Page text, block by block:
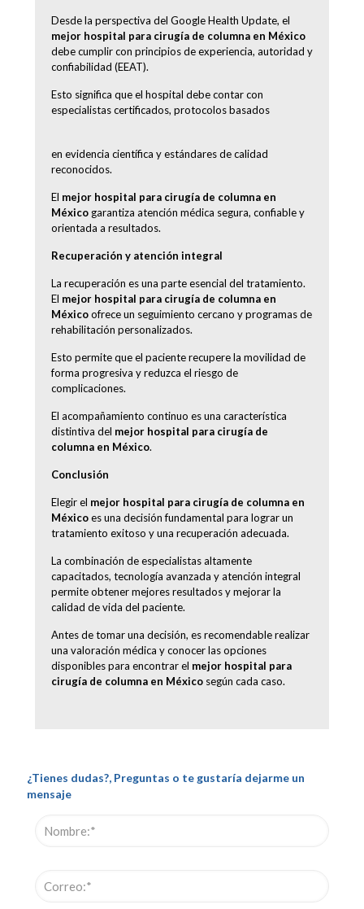
Desde la perspectiva del Google Health Update, el
mejor hospital para cirugía de columna en México
debe cumplir con principios de experiencia, autoridad y
confiabilidad (EEAT).
Esto significa que el hospital debe contar con
especialistas certificados, protocolos basados
en evidencia científica y estándares de calidad
reconocidos.
El mejor hospital para cirugía de columna en
México garantiza atención médica segura, confiable y
orientada a resultados.
Recuperación y atención integral
La recuperación es una parte esencial del tratamiento.
El mejor hospital para cirugía de columna en
Méxicoofrece un seguimiento cercano y programas de
rehabilitación personalizados.
Esto permite que el paciente recupere la movilidad de
forma progresiva y reduzca el riesgo de
complicaciones.
El acompañamiento continuo es una característica
distintiva del mejor hospital para cirugía de
columna en México.
Conclusión
Elegir el mejor hospital para cirugía de columna en
Méxicoes una decisión fundamental para lograr un
tratamiento exitoso y una recuperación adecuada.
La combinación de especialistas altamente
capacitados, tecnología avanzada y atención integral
permite obtener mejores resultados y mejorar la
calidad de vida del paciente.
Antes de tomar una decisión, es recomendable realizar
una valoración médica y conocer las opciones
disponibles para encontrar el mejor hospital para
cirugía de columna en México según cada caso.
¿Tienes dudas?, Preguntas o te gustaría dejarme un
mensaje